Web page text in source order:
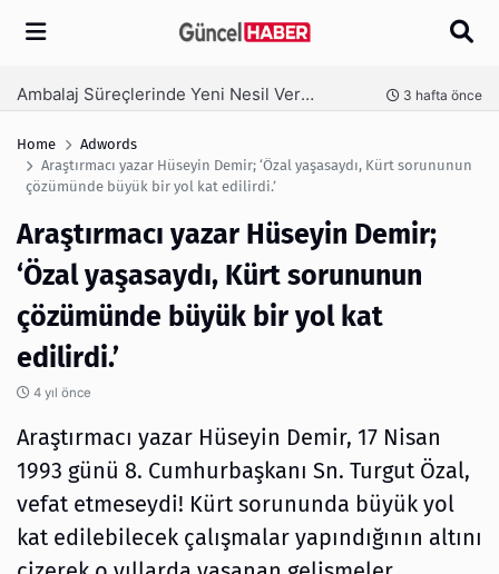
Arama
Ambalaj Süreçlerinde Yeni Nesil Verimliliği Olimpack ile Yakalayın 3 hafta önce
Home
Adwords
Araştırmacı yazar Hüseyin Demir; ‘Özal yaşasaydı, Kürt sorununun
çözümünde büyük bir yol kat edilirdi.’
Araştırmacı yazar Hüseyin Demir;
‘Özal yaşasaydı, Kürt sorununun
çözümünde büyük bir yol kat
edilirdi.’
4 yıl önce
Araştırmacı yazar Hüseyin Demir, 17 Nisan
1993 günü 8. Cumhurbaşkanı Sn. Turgut Özal,
vefat etmeseydi! Kürt sorununda büyük yol
kat edilebilecek çalışmalar yapındığının altını